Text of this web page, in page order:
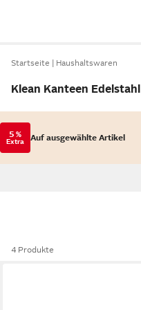
Startseite Haushaltswaren
Klean Kanteen
5 %
Extra Auf ausgewählte Artikel
4 Produkte